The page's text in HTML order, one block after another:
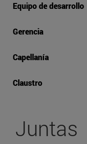
Equipo de desarrollo
Gerencia
Capellanía
Claustro
Juntas